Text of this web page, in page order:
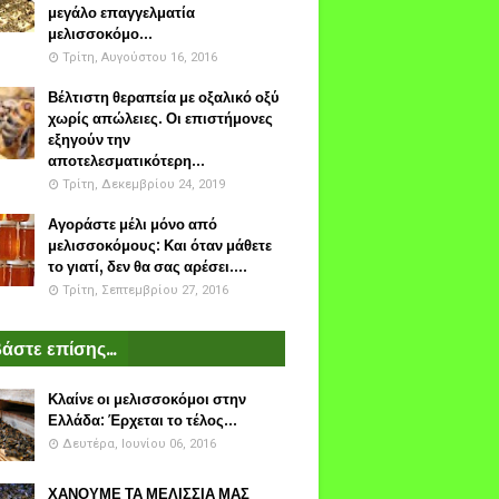
μεγάλο επαγγελματία
μελισσοκόμο...
Τρίτη, Αυγούστου 16, 2016
Βέλτιστη θεραπεία με οξαλικό οξύ
χωρίς απώλειες. Οι επιστήμονες
εξηγούν την
αποτελεσματικότερη...
Τρίτη, Δεκεμβρίου 24, 2019
Αγοράστε μέλι μόνο από
μελισσοκόμους: Και όταν μάθετε
το γιατί, δεν θα σας αρέσει....
Τρίτη, Σεπτεμβρίου 27, 2016
επίσης...
Κλαίνε οι μελισσοκόμοι στην
Ελλάδα: Έρχεται το τέλος...
Δευτέρα, Ιουνίου 06, 2016
ΧΑΝΟΥΜΕ ΤΑ ΜΕΛΙΣΣΙΑ ΜΑΣ